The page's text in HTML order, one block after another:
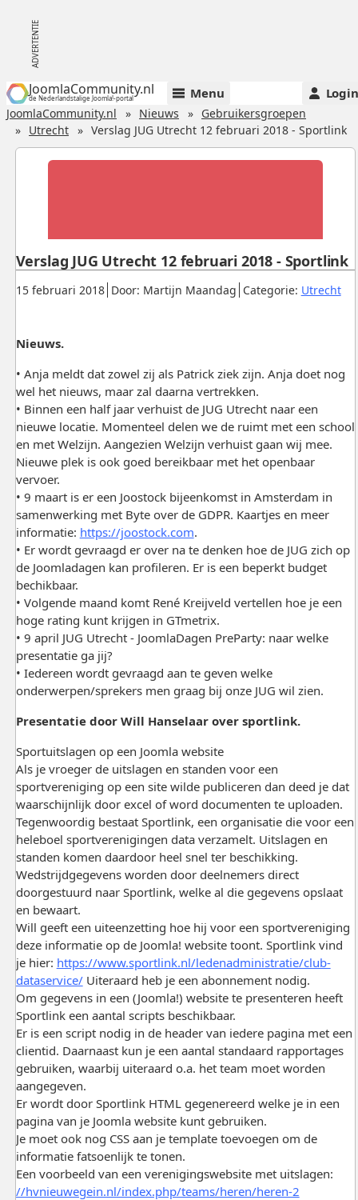
JoomlaCommunity.nl
de Nederlandstalige Joomla!-portal Menu Login
JoomlaCommunity.nl Nieuws
Gebruikersgroepen
Utrecht
Verslag JUG Utrecht 12 februari 2018 - Sportlink
Gepubliceerd:
15 februari 2018. Door: Martijn Maandag. Categorie: Utrecht.
Verslag JUG Utrecht 12 februari 2018 - Sportlink
Nieuws.
• Anja meldt dat zowel zij als Patrick ziek zijn. Anja doet nog
wel het nieuws, maar zal daarna vertrekken.
• Binnen een half jaar verhuist de JUG Utrecht naar een
nieuwe locatie. Momenteel delen we de ruimt met een school
en met Welzijn. Aangezien Welzijn verhuist gaan wij mee.
Nieuwe plek is ook goed bereikbaar met het openbaar
vervoer.
• 9 maart is er een Joostock bijeenkomst in Amsterdam in
samenwerking met Byte over de GDPR. Kaartjes en meer
informatie: https://joostock.com.
• Er wordt gevraagd er over na te denken hoe de JUG zich op
de Joomladagen kan profileren. Er is een beperkt budget
bechikbaar.
• Volgende maand komt René Kreijveld vertellen hoe je een
hoge rating kunt krijgen in GTmetrix.
• 9 april JUG Utrecht - JoomlaDagen PreParty: naar welke
presentatie ga jij?
• Iedereen wordt gevraagd aan te geven welke
onderwerpen/sprekers men graag bij onze JUG wil zien.
Presentatie door Will Hanselaar over sportlink.
Sportuitslagen op een Joomla website
Als je vroeger de uitslagen en standen voor een
sportvereniging op een site wilde publiceren dan deed je dat
waarschijnlijk door excel of word documenten te uploaden.
Tegenwoordig bestaat Sportlink, een organisatie die voor een
heleboel sportverenigingen data verzamelt. Uitslagen en
standen komen daardoor heel snel ter beschikking.
Wedstrijdgegevens worden door deelnemers direct
doorgestuurd naar Sportlink, welke al die gegevens opslaat
en bewaart.
Will geeft een uiteenzetting hoe hij voor een sportvereniging
deze informatie op de Joomla! website toont. Sportlink vind
je hier: https://www.sportlink.nl/ledenadministratie/club-
dataservice/Uiteraard heb je een abonnement nodig.
Om gegevens in een (Joomla!) website te presenteren heeft
Sportlink een aantal scripts beschikbaar.
Er is een script nodig in de header van iedere pagina met een
clientid. Daarnaast kun je een aantal standaard rapportages
gebruiken, waarbij uiteraard o.a. het team moet worden
aangegeven.
Er wordt door Sportlink HTML gegenereerd welke je in een
pagina van je Joomla website kunt gebruiken.
Je moet ook nog CSS aan je template toevoegen om de
informatie fatsoenlijk te tonen.
Een voorbeeld van een verenigingswebsite met uitslagen:
//hvnieuwegein.nl/index.php/teams/heren/heren-2